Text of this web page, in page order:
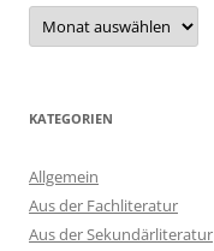
Archiv
KATEGORIEN
Allgemein
Aus der Fachliteratur
Aus der Sekundärliteratur